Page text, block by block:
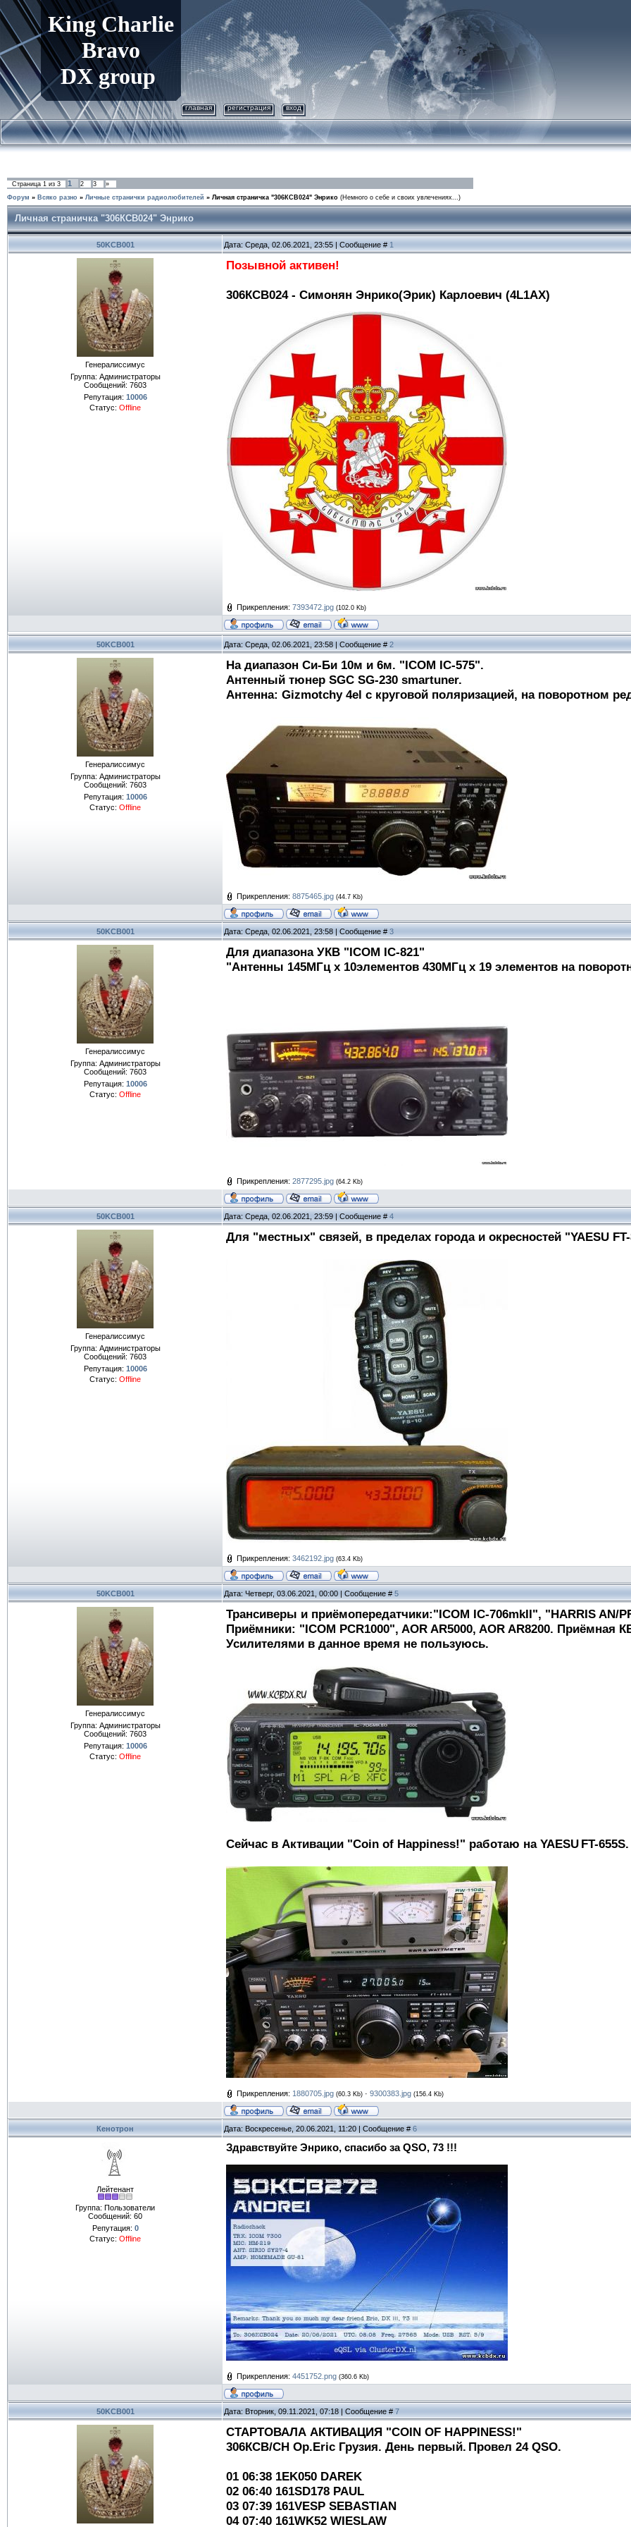
KingCharlie
Bravo
DX group
главная регистрация вход
Страница 1 из 3 1 2 3
»
Форум » Всяко разно » Личные странички радиолюбителей » Личная страничка "306КСВ024" Энрико (Немного о себе и своих увлечениях...)
Личная страничка "306КСВ024" Энрико
50KCB001 Дата: Среда, 02.06.2021, 23:55 | Сообщение # 1
Генералиссимус
Группа: Администраторы
Сообщений: 7603
Репутация: 10006
Статус: Offline
Позывной активен!
306КСВ024 - Симонян Энрико(Эрик) Карлоевич (4L1AX)
Прикрепления: 7393472.jpg (102.0 Kb)
50KCB001 Дата: Среда, 02.06.2021, 23:58 | Сообщение # 2
Генералиссимус
Группа: Администраторы
Сообщений: 7603
Репутация: 10006
Статус: Offline
На диапазон Си-Би 10м и 6м. "ICOM IC-575".
Антенный тюнер SGC SG-230 smartuner.
Антенна: Gizmotchy 4el с круговой поляризацией, на поворотном
Прикрепления: 8875465.jpg (44.7 Kb)
50KCB001 Дата: Среда, 02.06.2021, 23:58 | Сообщение # 3
Генералиссимус
Группа: Администраторы
Сообщений: 7603
Репутация: 10006
Статус: Offline
Для диапазона УКВ "ICOM IC-821"
"Антенны 145МГц х 10элементов 430МГц х 19 элементов на
Прикрепления: 2877295.jpg (64.2 Kb)
50KCB001 Дата: Среда, 02.06.2021, 23:59 | Сообщение # 4
Генералиссимус
Группа: Администраторы
Сообщений: 7603
Репутация: 10006
Статус: Offline
Для "местных" связей, в пределах города и окресностей "YAESU
Прикрепления: 3462192.jpg (63.4 Kb)
50KCB001 Дата: Четверг, 03.06.2021, 00:00 | Сообщение # 5
Генералиссимус
Группа: Администраторы
Сообщений: 7603
Репутация: 10006
Статус: Offline
Трансиверы и приёмопередатчики:"ICOM IC-706mkII", "HARRIS AN/
Приёмники: "ICOM PCR1000", AOR AR5000, AOR AR8200. Приёмная
Усилителями в данное время не пользуюсь.
Сейчас в Активации "Coin of Happiness!" работаю на YAESU FT-655S.
Прикрепления: 1880705.jpg (60.3 Kb) · 9300383.jpg (156.4 Kb)
Кенотрон Дата: Воскресенье, 20.06.2021, 11:20 | Сообщение # 6
Лейтенант
Группа: Пользователи
Сообщений: 60
Репутация: 0
Статус: Offline
Здравствуйте Энрико, спасибо за QSO, 73 !!!
Прикрепления: 4451752.png (360.6 Kb)
50KCB001 Дата: Вторник, 09.11.2021, 07:18 | Сообщение # 7
СТАРТОВАЛА АКТИВАЦИЯ "COIN OF HAPPINESS!"
306КСВ/СН Op.Eric Грузия. День первый. Провел 24 QSO.
01 06:38 1EK050 DAREK
02 06:40 161SD178 PAUL
03 07:39 161VESP SEBASTIAN
04 07:40 161WK52 WIESLAW